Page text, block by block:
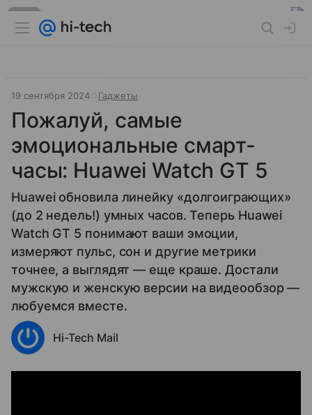
19 сентября 2024 Гаджеты
Пожалуй, самые
эмоциональные смарт-
часы: Huawei Watch GT 5
Huawei обновила линейку «долгоиграющих»
(до 2 недель!) умных часов. Теперь Huawei
Watch GT 5 понимают ваши эмоции,
измеряют пульс, сон и другие метрики
точнее, а выглядят — еще краше. Достали
мужскую и женскую версии на видеообзор —
любуемся вместе.
Hi-Tech Mail